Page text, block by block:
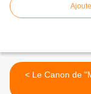
< Le Canon de